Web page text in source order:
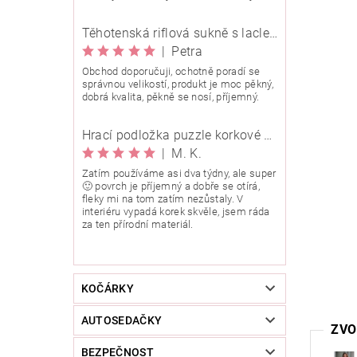
Těhotenská riflová sukně s laclem Rialto Wingles 01753
| Petra
Obchod doporučuji, ochotně poradí se
správnou velikostí, produkt je moc pěkný,
dobrá kvalita, pěkně se nosí, příjemný.
Hrací podložka puzzle korkové 90x90 cm
| M. K.
Zatím používáme asi dva týdny, ale super
🙂 povrch je příjemný a dobře se otírá,
fleky mi na tom zatím nezůstaly. V
interiéru vypadá korek skvěle, jsem ráda
za ten přírodní materiál.
KOČÁRKY
AUTOSEDAČKY
BEZPEČNOST